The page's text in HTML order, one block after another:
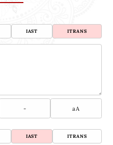
IAST ITRANS
- aA
IAST ITRANS